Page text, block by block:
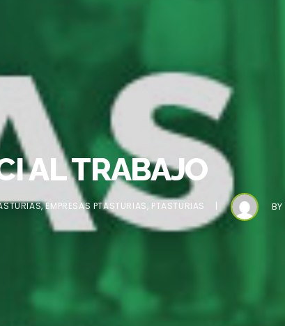
AL TRABAJO
,EMPRESAS PTASTURIAS, PTASTURIAS BY